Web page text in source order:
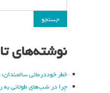
جستجو
نوشته‌های
خطر خوددرمانی
چرا در شب‌های طولانی